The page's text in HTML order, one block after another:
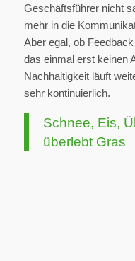
Geschäftsführer nicht
mehr in die
Aber egal, ob
das einmal erst keinen
Nachhaltigkeit läuft
sehr kontinuierlich.
Schnee, Eis,
überlebt Gras